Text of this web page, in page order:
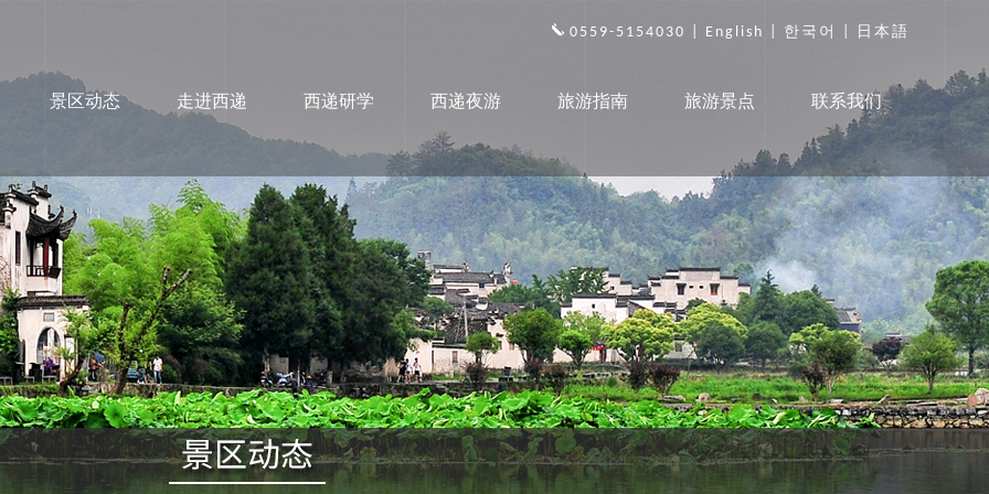
0559-5154030 | English 한국어 日本語
景区动态 走进西递 西递研学 西递夜游 旅游指南 旅游景点 联系我们